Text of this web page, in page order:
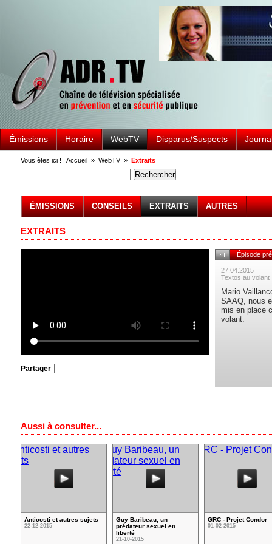
Émissions Horaire WebTV Disparus/Suspects
Vous êtes ici ! Accueil » WebTV» Extraits
ÉMISSIONS CONSEILS EXTRAITS AUTRES
EXTRAITS
Partager
Épisode
27.04.2015
Textos au volant
Mario
SAAQ, nous
mis en place
volant.
Aussi à consulter...
Anticosti et autres sujets
22-12-2015
Guy Baribeau, un
prédateur sexuel en
liberté
21-10-2015
GRC - Projet Condor
01-02-2015